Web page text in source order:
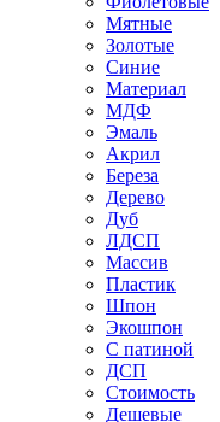
Мятные
Золотые
Синие
Материал
МДФ
Эмаль
Акрил
Береза
Дерево
Дуб
ЛДСП
Массив
Пластик
Шпон
Экошпон
С патиной
ДСП
Стоимость
Дешевые